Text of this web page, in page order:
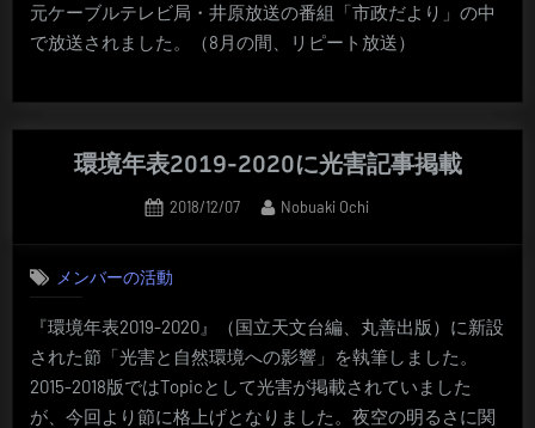
元ケーブルテレビ局・井原放送の番組「市政だより」の中
で放送されました。（8月の間、リピート放送）
環境年表2019-2020に光害記事掲載
Posted
2018/12/07 By
Nobuaki Ochi
メンバーの活動
『環境年表2019-2020』（国立天文台編、丸善出版）に新設
された節「光害と自然環境への影響」を執筆しました。
2015-2018版ではTopicとして光害が掲載されていました
が、今回より節に格上げとなりました。夜空の明るさに関